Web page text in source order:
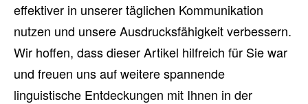
effektiver in unserer täglichen Kommunikation
nutzen und unsere Ausdrucksfähigkeit verbessern.
Wir hoffen, dass dieser Artikel hilfreich für Sie war
und freuen uns auf weitere spannende
linguistische Entdeckungen mit Ihnen in der